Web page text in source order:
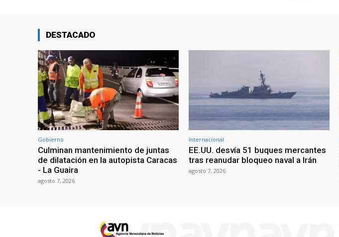
DESTACADO
Gobierno
Culminan mantenimiento de juntas
de dilatación en la autopista Caracas
- La Guaira
agosto 7, 2026
Internacional
EE.UU. desvía 51 buques mercantes
tras reanudar bloqueo naval a Irán
agosto 7, 2026